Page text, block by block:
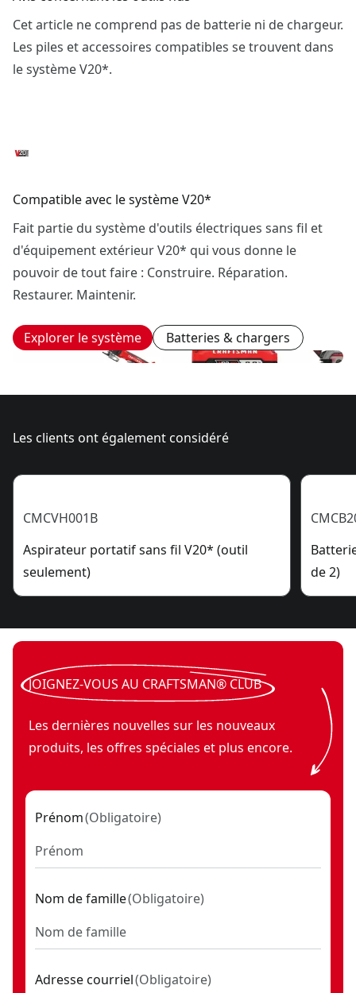
Cet article ne comprend pas de batterie ni de chargeur.
Les piles et accessoires compatibles se trouvent dans
le système V20*.
Compatible avec le système V20*
Fait partie du système d'outils électriques sans fil et
d'équipement extérieur V20* qui vous donne le
pouvoir de tout faire : Construire. Réparation.
Restaurer. Maintenir.
Explorer le système Batteries & chargers
Les clients ont également considéré
CMCVH001B
Aspirateur portatif sans fil V20* (outil
seulement)
de 2)
JOIGNEZ-VOUS AU CRAFTSMAN® CLUB
Les dernières nouvelles sur les nouveaux
produits, les offres spéciales et plus encore.
Prénom(Obligatoire)
Nom de famille(Obligatoire)
Adresse courriel(Obligatoire)